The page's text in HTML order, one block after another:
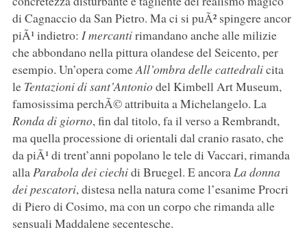
di Cagnaccio da San Pietro. Ma ci si puÃ² spingere ancor
piÃ¹ indietro: I mercantirimandano anche alle milizie
che abbondano nella pittura olandese del Seicento, per
esempio. Un’opera comeAll’ombra delle cattedralicita
le Tentazioni di sant’Antoniodel Kimbell Art Museum,
famosissima perchÃ© attribuita a Michelangelo. La
Ronda di giorno, fin dal titolo, fa il verso a Rembrandt,
ma quella processione di orientali dal cranio rasato, che
da piÃ¹ di trent’anni popolano le tele di Vaccari, rimanda
alla Parabola dei ciechidi Bruegel. E ancora La donna
dei pescatori, distesa nella natura come l’esanime Procri
di Piero di Cosimo, ma con un corpo che rimanda alle
sensuali Maddalene secentesche.